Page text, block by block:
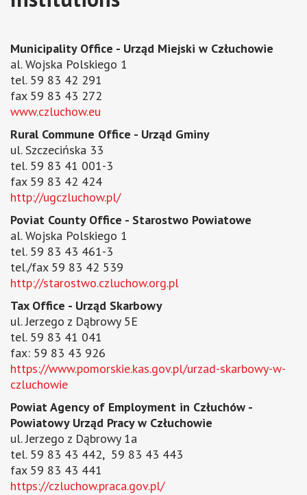
Municipality Office - Urząd Miejski w Człuchowie
al. Wojska Polskiego 1
tel. 59 83 42 291
fax 59 83 43 272
www.czluchow.eu
Rural Commune Office - Urząd Gminy
ul. Szczecińska 33
tel. 59 83 41 001-3
fax 59 83 42 424
http://ugczluchow.pl/
Poviat County Office - Starostwo Powiatowe
al. Wojska Polskiego 1
tel. 59 83 43 461-3
tel./fax 59 83 42 539
http://starostwo.czluchow.org.pl
Tax Office - Urząd Skarbowy
ul. Jerzego z Dąbrowy 5E
tel. 59 83 41 041
fax: 59 83 43 926
https://www.pomorskie.kas.gov.pl/urzad-skarbowy-w-
czluchowie
Powiat Agency of Employment in Człuchów -
Powiatowy Urząd Pracy w Człuchowie
ul. Jerzego z Dąbrowy 1a
tel. 59 83 43 442, 59 83 43 443
fax 59 83 43 441
https://czluchow.praca.gov.pl/